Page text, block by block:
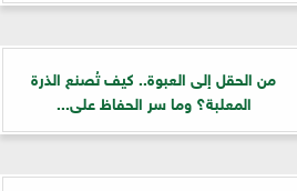
من الحقل إلى العبوة.. كيف تُصنع الذرة
المعلبة؟ وما سر الحفاظ على...